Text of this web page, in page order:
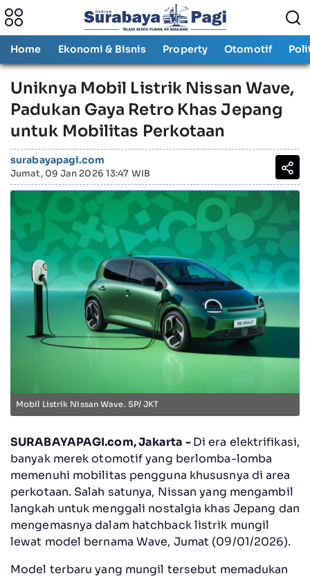
Home Ekonomi & Bisnis Property Otomotif
Uniknya Mobil Listrik Nissan Wave,
Padukan Gaya Retro Khas Jepang
untuk Mobilitas Perkotaan
surabayapagi.com
Jumat, 09 Jan 2026 13:47 WIB
Mobil Listrik Nissan Wave. SP/ JKT
SURABAYAPAGI.com, Jakarta -Di era elektrifikasi,
banyak merek otomotif yang berlomba-lomba
memenuhi mobilitas pengguna khususnya di area
perkotaan. Salah satunya, Nissan yang mengambil
langkah untuk menggali nostalgia khas Jepang dan
mengemasnya dalam hatchback listrik mungil
lewat model bernama Wave, Jumat (09/01/2026).
Model terbaru yang mungil tersebut memadukan